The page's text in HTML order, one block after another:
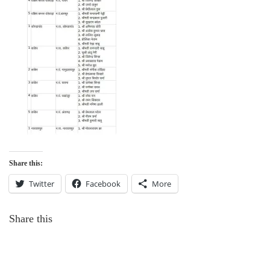
Share this:
Twitter Facebook More
Share this